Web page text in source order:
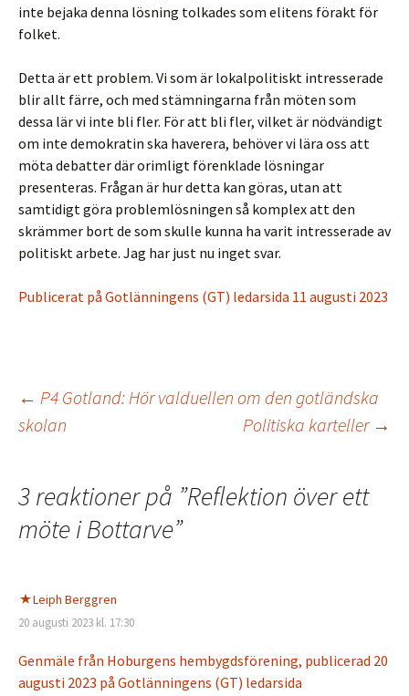
inte bejaka denna lösning tolkades som elitens förakt för
folket.
Detta är ett problem. Vi som är lokalpolitiskt intresserade
blir allt färre, och med stämningarna från möten som
dessa lär vi inte bli fler. För att bli fler, vilket är nödvändigt
om inte demokratin ska haverera, behöver vi lära oss att
möta debatter där orimligt förenklade lösningar
presenteras. Frågan är hur detta kan göras, utan att
samtidigt göra problemlösningen så komplex att den
skrämmer bort de som skulle kunna ha varit intresserade av
politiskt arbete. Jag har just nu inget svar.
Publicerat på Gotlänningens (GT) ledarsida 11 augusti 2023
Inläggsnavigering
← P4 Gotland: Hör valduellen om den gotländska
skolan
Politiska karteller →
3 reaktioner på ”Reflektion över ett
möte i Bottarve”
Leiph Berggren
20 augusti 2023 kl. 17:30
Genmäle från Hoburgens hembygdsförening, publicerad 20
augusti 2023 på Gotlänningens (GT) ledarsida